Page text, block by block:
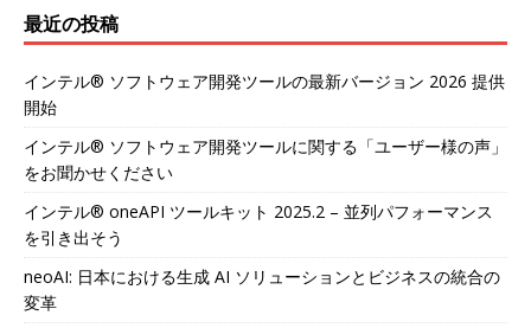
最近の投稿
インテル® ソフトウェア開発ツールの最新バージョン 2026 提供
開始
インテル® ソフトウェア開発ツールに関する「ユーザー様の声」
をお聞かせください
インテル® oneAPI ツールキット 2025.2 – 並列パフォーマンス
を引き出そう
neoAI: 日本における生成 AI ソリューションとビジネスの統合の
変革